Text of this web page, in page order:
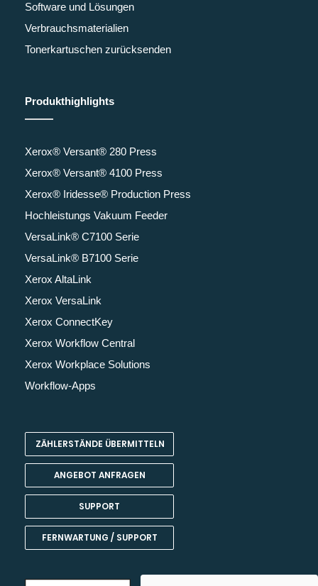
Software und Lösungen
Verbrauchsmaterialien
Tonerkartuschen zurücksenden
Produkthighlights
Xerox® Versant® 280 Press
Xerox® Versant® 4100 Press
Xerox® Iridesse® Production Press
Hochleistungs Vakuum Feeder
VersaLink® C7100 Serie
VersaLink® B7100 Serie
Xerox AltaLink
Xerox VersaLink
Xerox ConnectKey
Xerox Workflow Central
Xerox Workplace Solutions
Workflow-Apps
ZÄHLERSTÄNDE ÜBERMITTELN
ANGEBOT ANFRAGEN
SUPPORT
FERNWARTUNG / SUPPORT